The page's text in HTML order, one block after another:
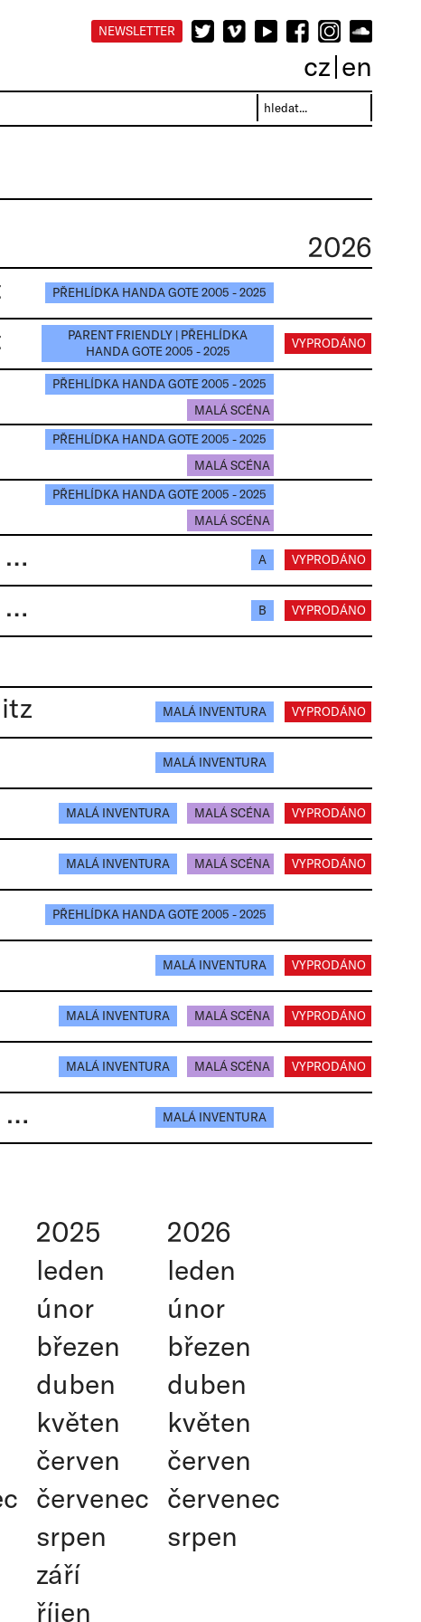
NEWSLETTER
cz en
2026
PŘEHLÍDKA HANDA GOTE 2005 - 2025
PARENT FRIENDLY | PŘEHLÍDKA
HANDA GOTE 2005 - 2025
VYPRODÁNO
PŘEHLÍDKA HANDA GOTE 2005 - 2025
MALÁ SCÉNA
PŘEHLÍDKA HANDA GOTE 2005 - 2025
MALÁ SCÉNA
PŘEHLÍDKA HANDA GOTE 2005 - 2025
MALÁ SCÉNA
ŠIBŘINKY 2026: ČECHOVÉ JSOU NÁROD DOBRÝ | Handa Gote research & development A VYPRODÁNO
ŠIBŘINKY 2026: ČECHOVÉ JSOU NÁROD DOBRÝ | Handa Gote research & development B VYPRODÁNO
MALÁ INVENTURA VYPRODÁNO
MALÁ INVENTURA
MALÁ INVENTURA MALÁ SCÉNA VYPRODÁNO
MALÁ INVENTURA MALÁ SCÉNA VYPRODÁNO
PŘEHLÍDKA HANDA GOTE 2005 - 2025
MALÁ INVENTURA VYPRODÁNO
MALÁ INVENTURA MALÁ SCÉNA VYPRODÁNO
MALÁ INVENTURA MALÁ SCÉNA VYPRODÁNO
YOUR SILENCE WILL NOT PROTECT YOU | Masakr Elsinor MALÁ INVENTURA
2025
leden
únor
březen
duben
květen
červen
červenec
srpen
září
říjen
2026
leden
únor
březen
duben
květen
červen
červenec
srpen